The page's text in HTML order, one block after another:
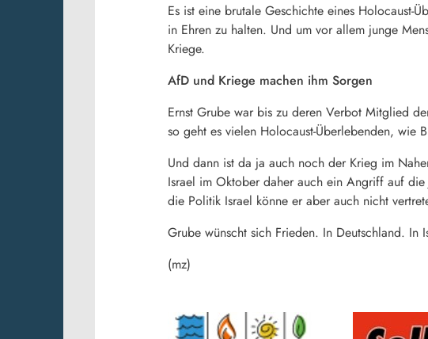
Es ist eine brutale Geschichte eines
in Ehren zu halten. Und um vor allem junge
Kriege.
AfD und Kriege machen ihm Sorgen
Ernst Grube war bis zu deren Verbot Mitglied
so geht es vielen Holocaust-Überlebenden,
Und dann ist da ja auch noch der Krieg im
Israel im Oktober daher auch ein Angriff auf
die Politik Israel könne er aber auch nicht
Grube wünscht sich Frieden. In Deutschland.
(mz)